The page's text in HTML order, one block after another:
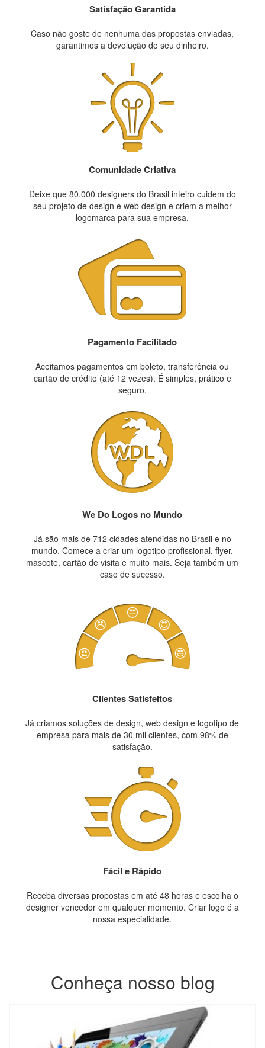
Satisfação Garantida
Caso não goste de nenhuma das propostas enviadas,
garantimos a devolução do seu dinheiro.
Comunidade Criativa
Deixe que 80.000 designers do Brasil inteiro cuidem do
seu projeto de design e web design e criem a melhor
logomarca para sua empresa.
Pagamento Facilitado
Aceitamos pagamentos em boleto, transferência ou
cartão de crédito (até 12 vezes). É simples, prático e
seguro.
We Do Logos no Mundo
Já são mais de 712 cidades atendidas no Brasil e no
mundo. Comece a criar um logotipo profissional, flyer,
mascote, cartão de visita e muito mais. Seja também um
caso de sucesso.
Clientes Satisfeitos
Já criamos soluções de design, web design e logotipo de
empresa para mais de 30 mil clientes, com 98% de
satisfação.
Fácil e Rápido
Receba diversas propostas em até 48 horas e escolha o
designer vencedor em qualquer momento. Criar logo é a
nossa especialidade.
Conheça nosso blog